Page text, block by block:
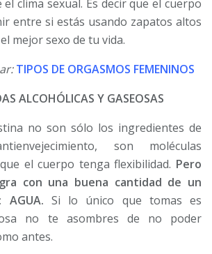
clima sexual. Es decir que el cuerpo
entre si estás usando zapatos altos
mejor sexo de tu vida.
TIPOS DE ORGASMOS FEMENINOS
ALCOHÓLICAS Y GASEOSAS
no son sólo los ingredientes de
son moléculas
el cuerpo tenga flexibilidad. Pero
con una buena cantidad de un
AGUA. Si lo único que tomas es
no te asombres de no poder
antes.